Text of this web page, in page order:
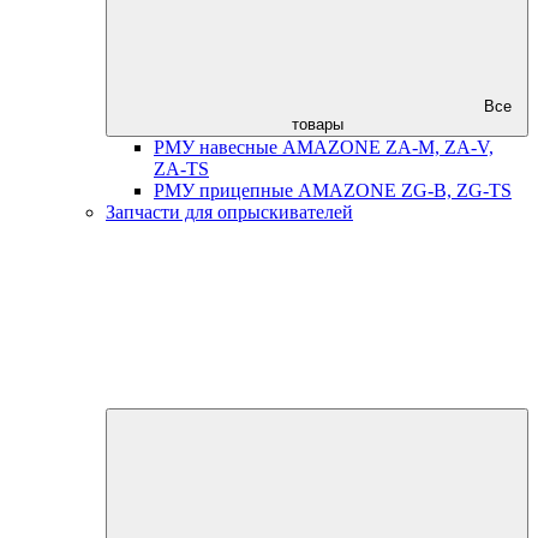
Все
товары
РМУ навесные AMAZONE ZA-M, ZA-V,
ZA-TS
РМУ прицепные AMAZONE ZG-B, ZG-TS
Запчасти для опрыскивателей